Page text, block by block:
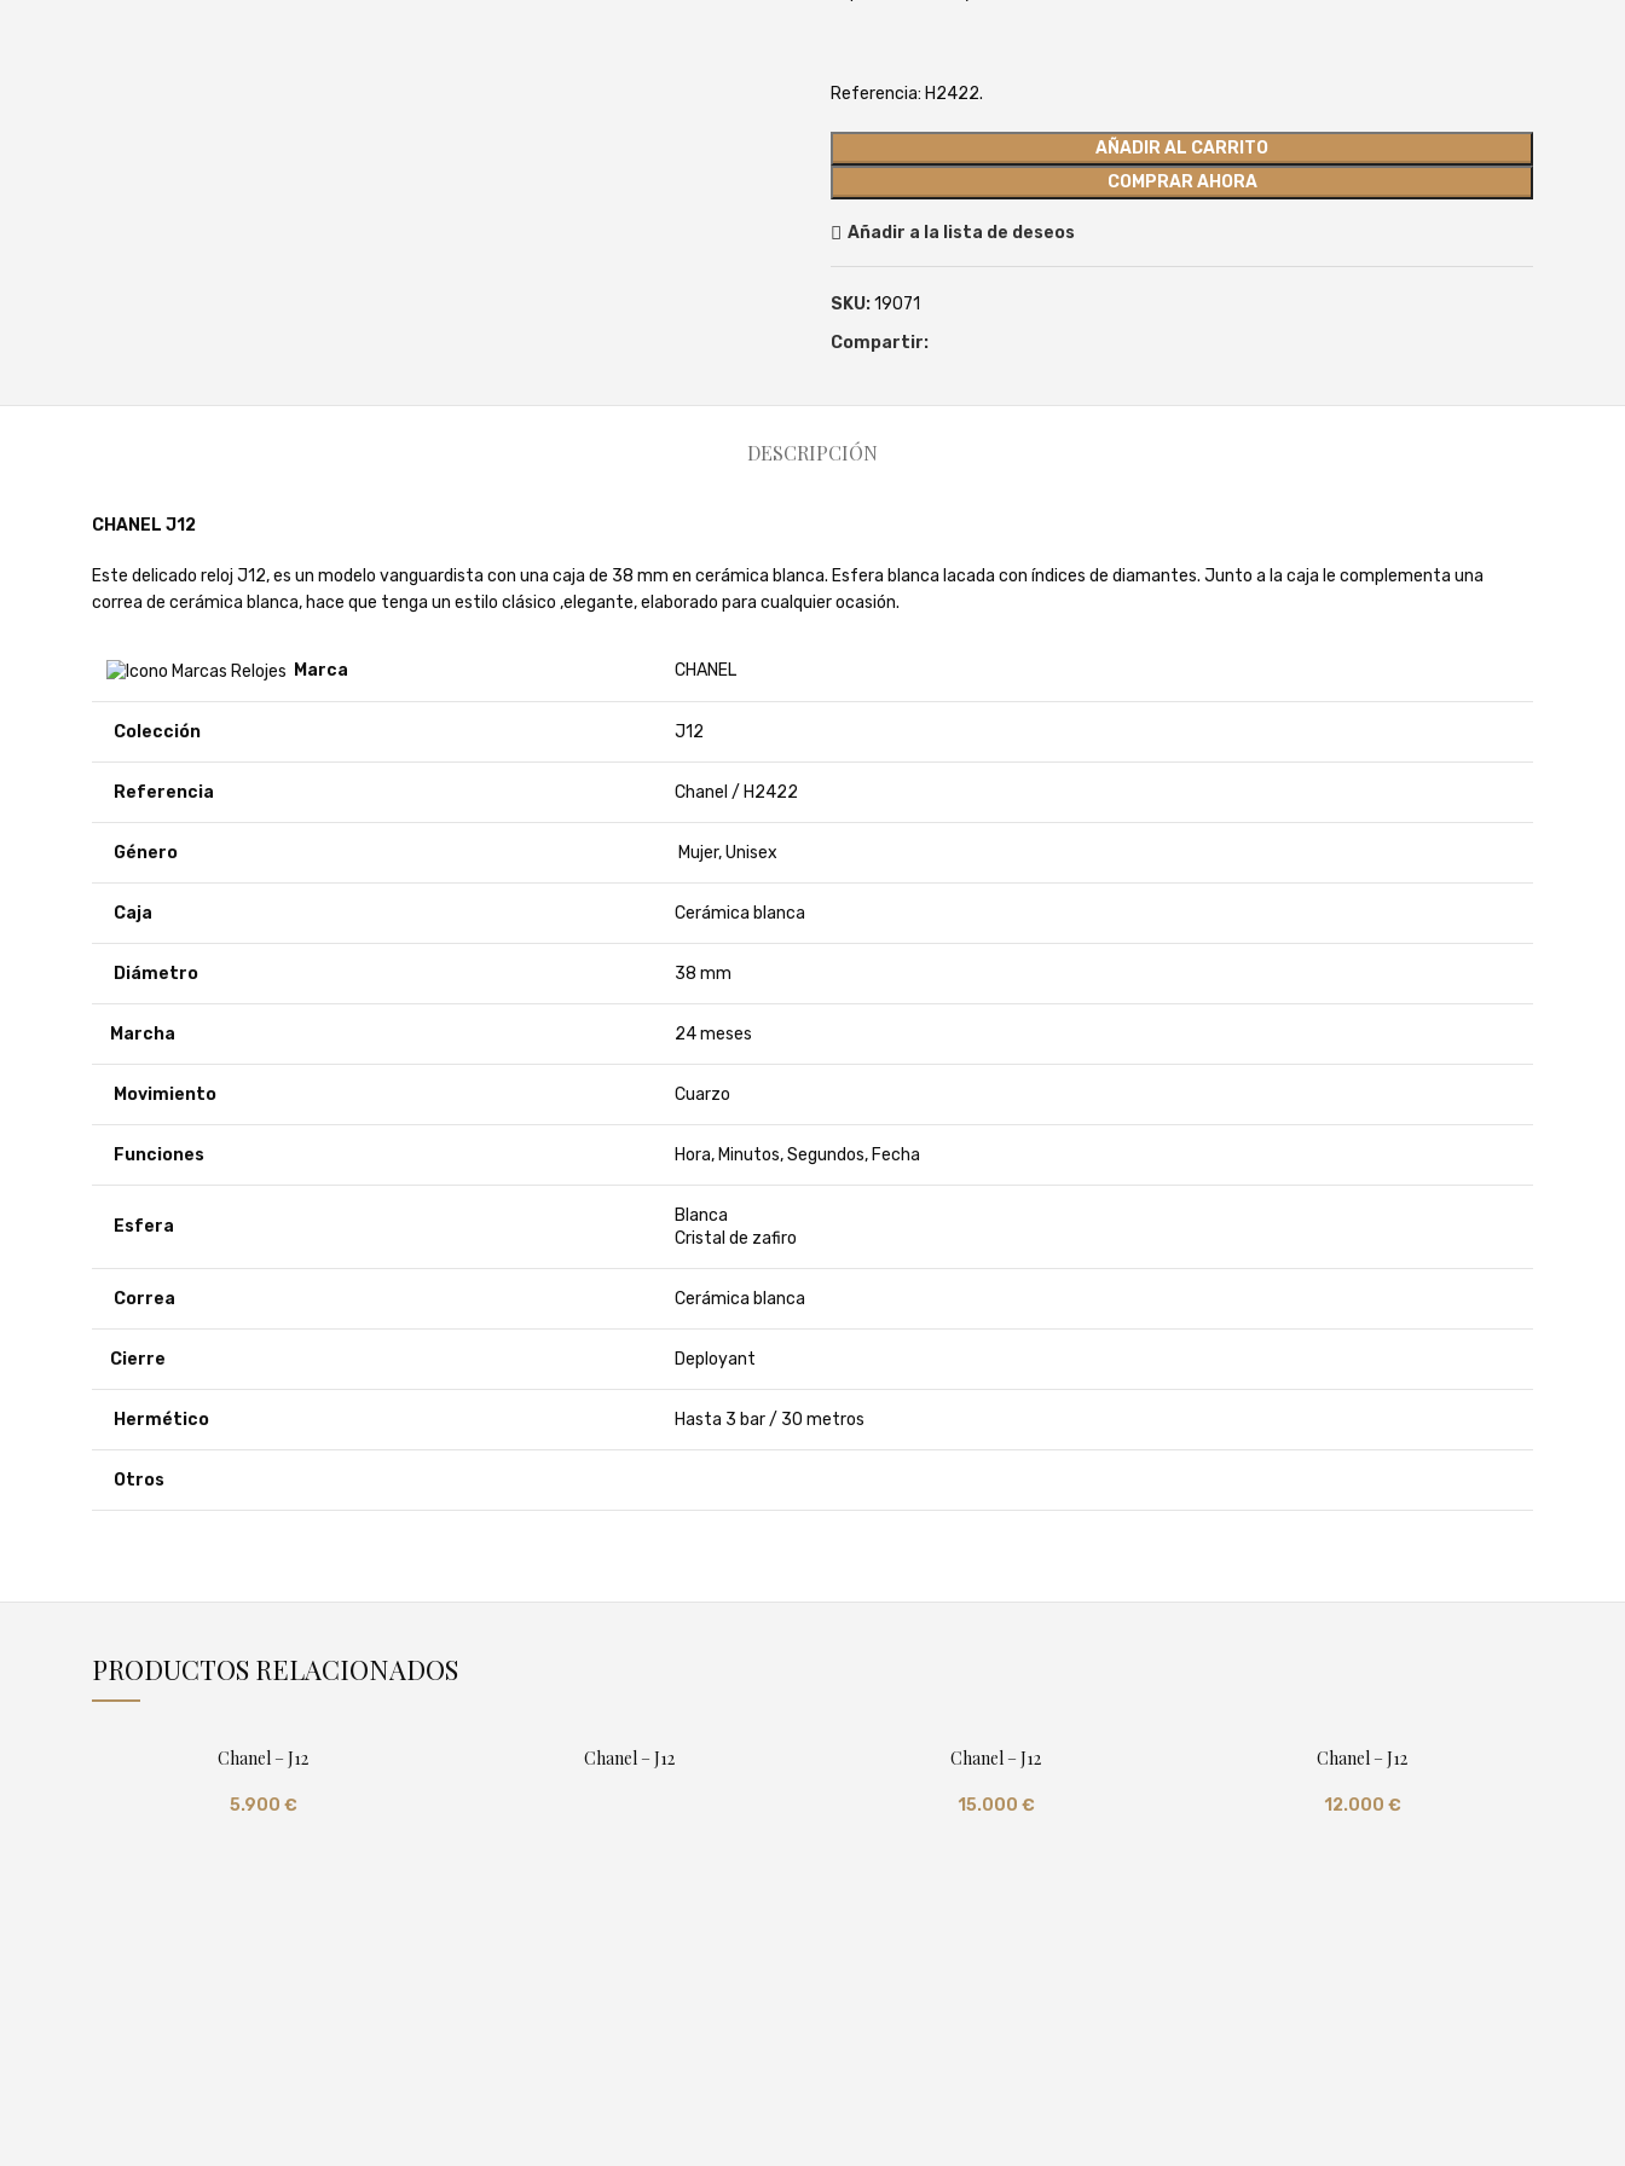
Referencia: H2422.
AÑADIR AL CARRITO
COMPRAR AHORA
Añadir a la lista de deseos
SKU:19071
Compartir:
DESCRIPCIÓN
CHANEL J12
Este delicado reloj J12, es un modelo vanguardista con una caja de 38 mm en cerámica blanca. Esfera blanca lacada con índices de diamantes. Junto a la caja le complementa una
correa de cerámica blanca, hace que tenga un estilo clásico ,elegante, elaborado para cualquier ocasión.
Marca CHANEL
Colección J12
Referencia Chanel / H2422
Género Mujer, Unisex
Caja Cerámica blanca
Diámetro 38 mm
Marcha 24 meses
Movimiento Cuarzo
Funciones Hora, Minutos, Segundos, Fecha
Esfera
Blanca
Cristal de zafiro
Correa Cerámica blanca
Cierre Deployant
Hermético Hasta 3 bar / 30 metros
Otros
PRODUCTOS RELACIONADOS
Chanel – J12
5.900 €
Chanel – J12 Chanel – J12
15.000 €
Chanel – J12
12.000 €